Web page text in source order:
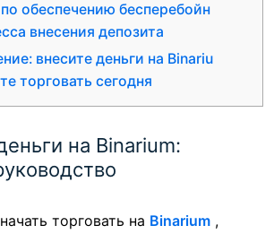
обеспечению бесперебойн
внесения депозита
внесите деньги на Binariu
торговать сегодня
на Binarium:
торговать на Binarium ,